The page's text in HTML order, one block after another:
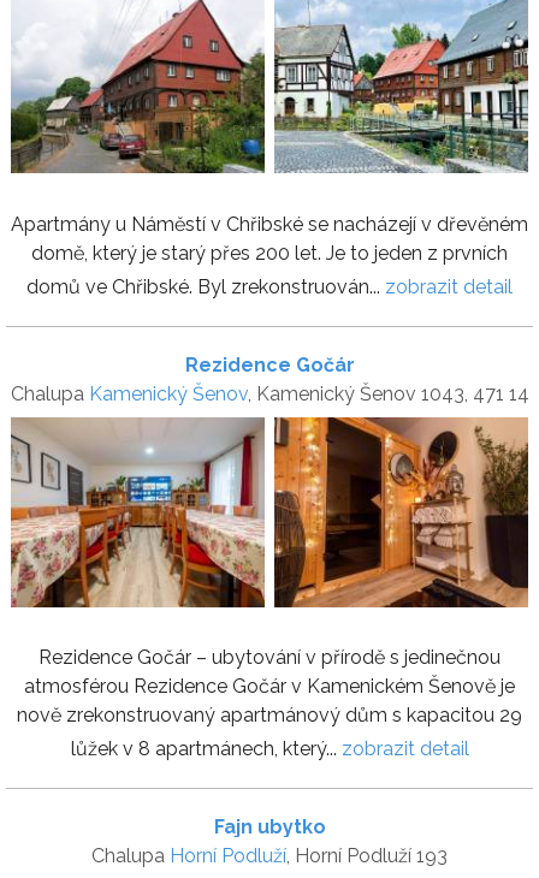
Apartmány u Náměstí v Chřibské se nacházejí v dřevěném
domě, který je starý přes 200 let. Je to jeden z prvních
domů ve Chřibské. Byl zrekonstruován... zobrazit detail
Rezidence Gočár
Chalupa Kamenický Šenov, Kamenický Šenov 1043, 471 14
Rezidence Gočár – ubytování v přírodě s jedinečnou
atmosférou Rezidence Gočár v Kamenickém Šenově je
nově zrekonstruovaný apartmánový dům s kapacitou 29
lůžek v 8 apartmánech, který... zobrazit detail
Fajn ubytko
Chalupa Horní Podluží, Horní Podluží 193